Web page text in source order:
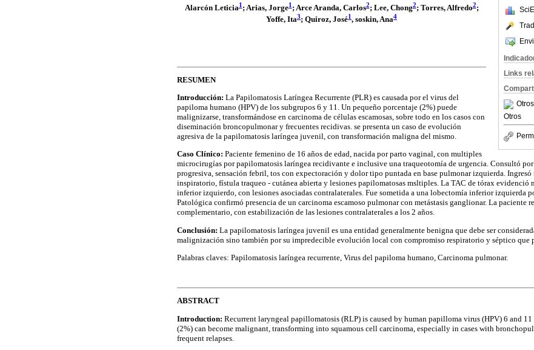
Links
Otros
Otros
Alarcón Leticia1; Arias, Jorge1; Arce Aranda, Carlos2; Lee, Chong2; Torres, Alfredo2;
Yoffe, Ita3; Quiroz, José1, soskin, Ana4
RESUMEN
Introducción: La Papilomatosis Laríngea Recurrente (PLR) es causada por el virus del
papiloma humano (HPV) de los subgrupos 6 y 11. Un pequeño porcentaje (2%) puede
malignizarse, transformándose en carcinoma de células escamosas, sobre todo en los casos con
diseminación broncopulmonar y frecuentes recidivas. se presenta un caso de evolución
agresiva de la papilomatosis laríngea juvenil, con transformación maligna del mismo.
Caso Clínico: Paciente femenino de 16 años de edad, nacida por parto vaginal, con multiples
microcirugías por papilomatosis laríngea recidivante e inclusive una traqueotomía de urgencia. Consultó
progresiva, sensación febril, tos con expectoración y dolor tipo puntada en base pulmonar izquierda.
inspiratorio, fístula traqueo - cutánea abierta y lesiones papilomatosas msltiples. La TAC de tórax evidenció
inferior izquierdo, con lesiones asociadas contralaterales. Fue sometida a una lobectomía inferior izquierda
Patológica confirmó presencia de un carcinoma escamoso pulmonar con metástasis ganglionar. La paciente
complementario, con estabilización de las lesiones contralaterales a los 2 años.
Conclusión: La papilomatosis laríngea juvenil es una entidad generalmente benigna que debe ser
malignización sino también por su impredecible evolución local con compromiso respiratorio y séptico que
Palabras claves: Papilomatosis laríngea recurrente, Virus del papiloma humano, Carcinoma pulmonar.
ABSTRACT
Introduction: Recurrent laryngeal papillomatosis (RLP) is caused by human papilloma virus (HPV) 6 and 11
(2%) can become malignant, transforming into squamous cell carcinoma, especially in cases with
frequent relapses.